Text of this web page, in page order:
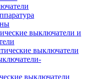
выключатели и
выключатели
выключатели